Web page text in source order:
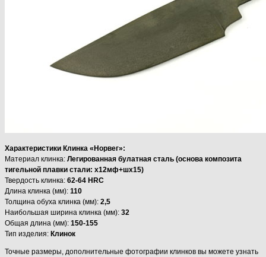
Характеристики Клинка «Норвег»:
Материал клинка: Легированная булатная сталь (основа композита
тигельной плавки стали: х12мф+шх15)
Твердость клинка: 62-64 HRC
Длина клинка (мм): 110
Толщина обуха клинка (мм): 2,5
Наибольшая ширина клинка (мм): 32
Общая длина (мм): 150-155
Тип изделия: Клинок
Точные размеры, дополнительные фотографии клинков вы можете узнать